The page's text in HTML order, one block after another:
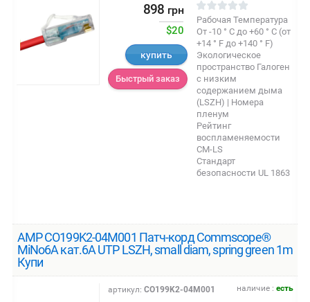
898 грн
$20
купить
Быстрый заказ
Рабочая Температура
От -10 ° C до +60 ° C (от
+14 ° F до +140 ° F)
Экологическое
пространство Галоген
с низким
содержанием дыма
(LSZH) | Номера
пленум
Рейтинг
воспламеняемости
CM-LS
Стандарт
безопасности UL 1863
AMP CO199K2-04M001 Патч-корд Commscope®
MiNo6A кат.6A UTP LSZH, small diam, spring green 1m
Купи
наличие :есть
артикул: CO199K2-04M001